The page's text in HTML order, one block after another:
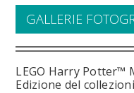
GALLERIE
LEGO Harry Potter™
Edizione del